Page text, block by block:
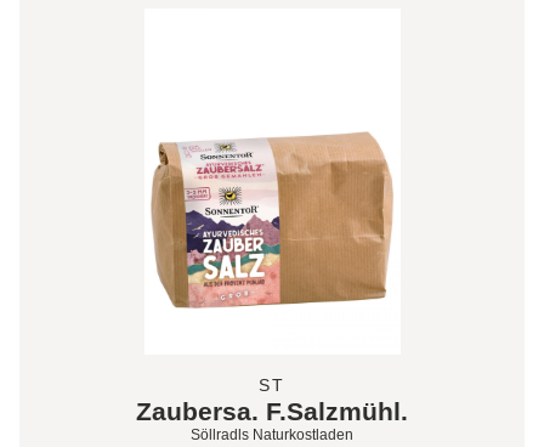
ST
Zaubersa. F.Salzmühl.
Söllradls Naturkostladen